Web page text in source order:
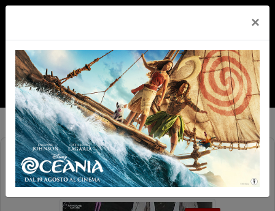
もののけ姫 (PRINCIPESSA
MONONOKE) V.O.S.
×